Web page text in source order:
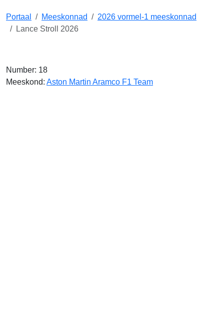
Portaal Meeskonnad
2026 vormel-1 meeskonnad
Lance Stroll 2026
Number: 18
Meeskond: Aston Martin Aramco F1 Team